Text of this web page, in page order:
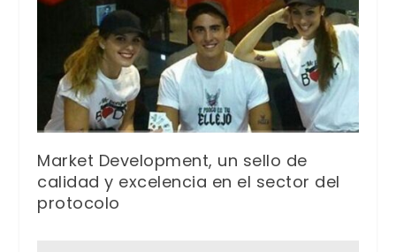
Market Development, un sello de
calidad y excelencia en el sector del
protocolo